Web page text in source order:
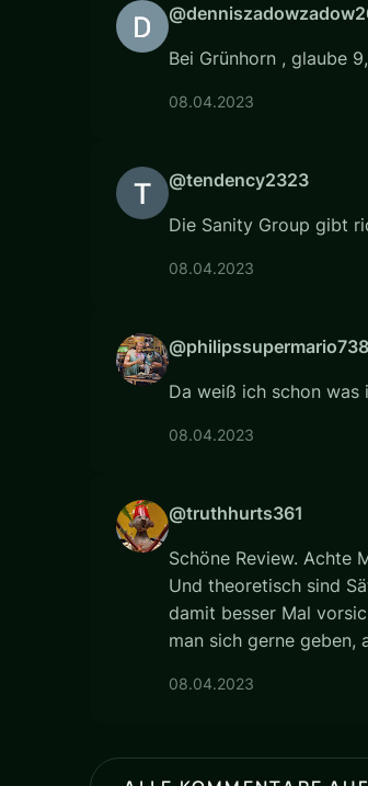
Bei Grünhorn , glaube
08.04.2023
@tendency2323
Die Sanity Group gibt
08.04.2023
Da weiß ich schon
08.04.2023
@truthhurts361
Schöne Review. Achte
Und theoretisch sind
damit besser Mal
man sich gerne geben,
08.04.2023